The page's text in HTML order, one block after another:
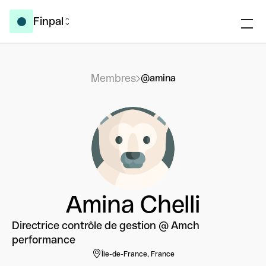
Finpal
Membres @amina
Amina Chelli
Directrice contrôle de gestion @ Amch
performance
Île-de-France, France